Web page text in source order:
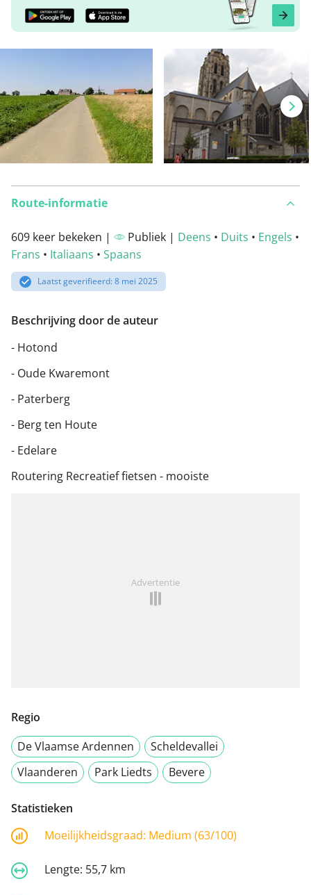
Route-informatie
609 keer bekeken | Publiek | Deens • Duits • Engels •
Frans • Italiaans • Spaans
Laatst geverifieerd: 8 mei 2025
Beschrijving door de auteur
- Hotond
- Oude Kwaremont
- Paterberg
- Berg ten Houte
- Edelare
Routering Recreatief fietsen - mooiste
Advertentie
Regio
De Vlaamse Ardennen
Scheldevallei
Vlaanderen
Park Liedts Bevere
Statistieken
Moeilijkheidsgraad: Medium (63/100)
Lengte: 55,7 km